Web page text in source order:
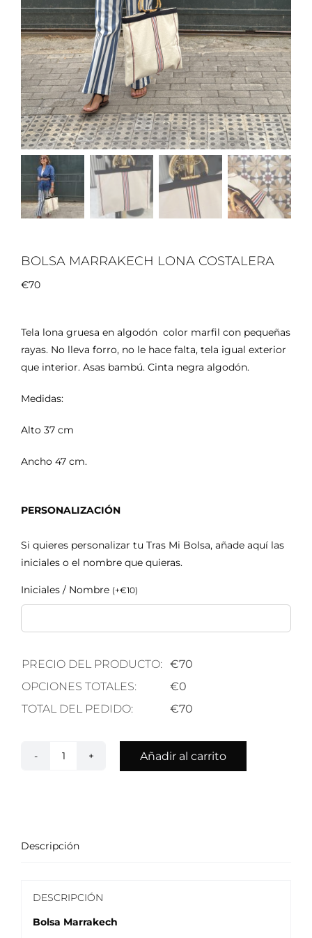
Cart. Lisboa
Cart. Comporta
Cart. Sintra
Cart. de Fiesta
Asas
MELEPAPELYTIJERA
Outlet
BOLSA MARRAKECH LONA COSTALERA
€70
Tela lona gruesa en algodón color marfil con pequeñas
rayas. No lleva forro, no le hace falta, tela igual exterior
que interior. Asas bambú. Cinta negra algodón.
Medidas:
Alto 37 cm
Ancho 47 cm.
PERSONALIZACIÓN
Si quieres personalizar tu Tras Mi Bolsa, añade aquí las
iniciales o el nombre que quieras.
Iniciales / Nombre (+€10)
PRECIO DEL PRODUCTO: €70
OPCIONES TOTALES:
€0
TOTAL DEL PEDIDO:
€70
Bolsa
Añadir al carrito
Descripción
DESCRIPCIÓN
Bolsa Marrakech